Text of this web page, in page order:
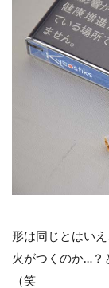
形は同じとはい
火がつくのか…？
（笑